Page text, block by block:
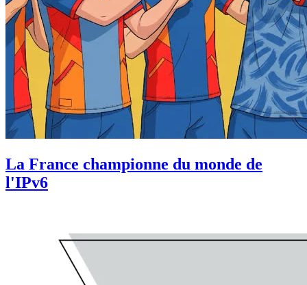
La France championne du monde de
l'IPv6